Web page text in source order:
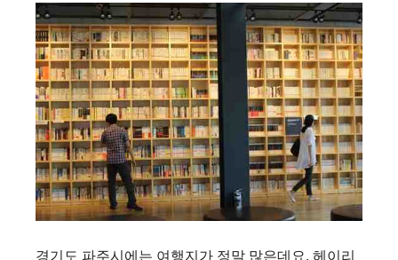
i
d
e
o
경기도 파주시에는 여행지가 정말 많은데요. 헤이리